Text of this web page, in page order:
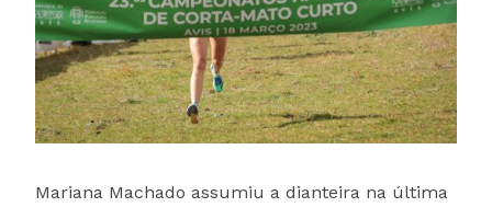
Mariana Machado assumiu a dianteira na última